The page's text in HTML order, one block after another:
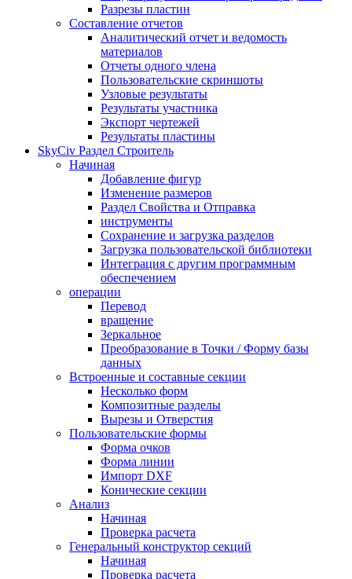
Разрезы пластин
Составление отчетов
Аналитический отчет и ведомость
материалов
Отчеты одного члена
Пользовательские скриншоты
Узловые результаты
Результаты участника
Экспорт чертежей
Результаты пластины
SkyCiv Раздел Строитель
Начиная
Добавление фигур
Изменение размеров
Раздел Свойства и Отправка
инструменты
Сохранение и загрузка разделов
Загрузка пользовательской библиотеки
Интеграция с другим программным
обеспечением
операции
Перевод
вращение
Зеркальное
Преобразование в Точки / Форму базы
данных
Встроенные и составные секции
Несколько форм
Композитные разделы
Вырезы и Отверстия
Пользовательские формы
Форма очков
Форма линии
Импорт DXF
Конические секции
Анализ
Начиная
Проверка расчета
Генеральный конструктор секций
Начиная
Проверка расчета